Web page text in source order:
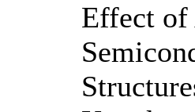
Effect of